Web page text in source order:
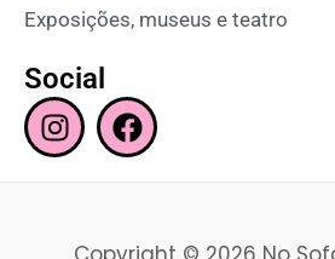
Exposições, museus e teatro
Social
I
n
s
F
a
c